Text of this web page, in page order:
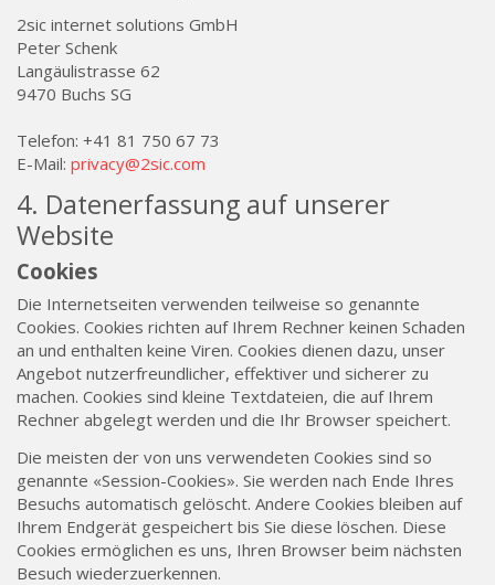
2sic internet solutions GmbH
Peter Schenk
Langäulistrasse 62
9470 Buchs SG
Telefon: +41 81 750 67 73
E-Mail: privacy@2sic.com
4. Datenerfassung auf unserer
Website
Cookies
Die Internetseiten verwenden teilweise so genannte
Cookies. Cookies richten auf Ihrem Rechner keinen Schaden
an und enthalten keine Viren. Cookies dienen dazu, unser
Angebot nutzerfreundlicher, effektiver und sicherer zu
machen. Cookies sind kleine Textdateien, die auf Ihrem
Rechner abgelegt werden und die Ihr Browser speichert.
Die meisten der von uns verwendeten Cookies sind so
genannte «Session-Cookies». Sie werden nach Ende Ihres
Besuchs automatisch gelöscht. Andere Cookies bleiben auf
Ihrem Endgerät gespeichert bis Sie diese löschen. Diese
Cookies ermöglichen es uns, Ihren Browser beim nächsten
Besuch wiederzuerkennen.